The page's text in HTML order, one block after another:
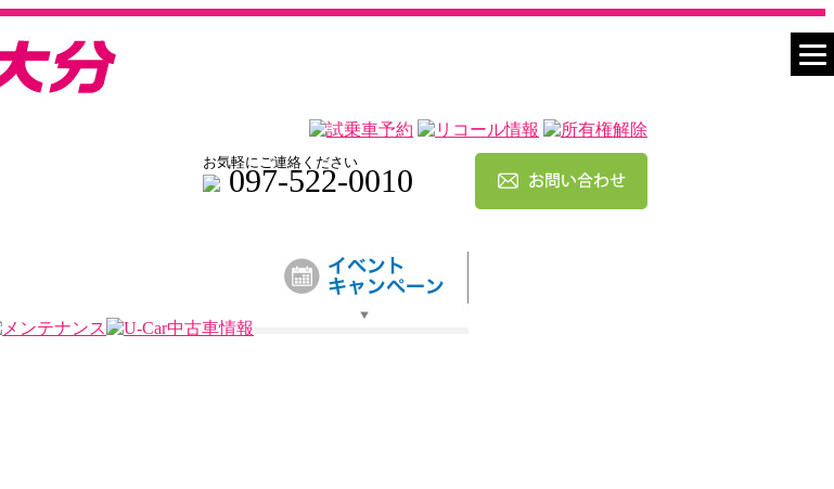
お気軽にご連絡ください
097-522-0010